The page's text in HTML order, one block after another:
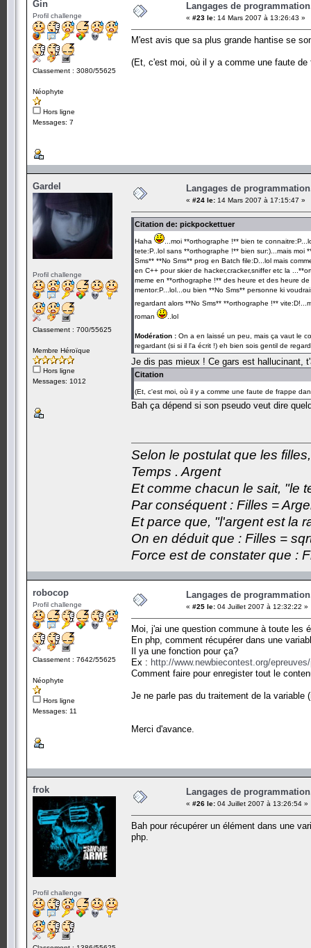
Gin
Profil challenge
Classement : 3080/55625
Néophyte
Hors ligne
Messages: 7
Langages de
« #23 le: 14 Mars 2007 à 13:26:43 »
M'est avis que sa plus grande hantise se
(Et, c'est moi, où il y a comme une faute de
Gardel
Profil challenge
Classement : 700/55625
Membre Héroïque
Hors ligne
Messages: 1012
Langages de
« #24 le: 14 Mars 2007 à 17:15:47 »
Citation de: pickpockettuer
Haha
...moi **orthographe !** bien te
tete:P..lol sans **orthographe !** bien sur:)...mais moi
Sms** **No Sms** prog en Batch file:D...lol mais
en C++ pour skier de hacker,cracker,sniffer etc la
meme en **orthographe !** des heure et des heure
mentor:P...lol...ou bien **No Sms** personne ki
regardant alors **No Sms** **orthographe !**
roman
..lol
Modération : On a en laissé un peu, mais ça vaut le
regardant (si si il l'a écrit !) eh bien sois gentil de
Je dis pas mieux ! Ce gars est hallucinant,
Citation
(Et, c'est moi, où il y a comme une faute de frappe
Bah ça dépend si son pseudo veut dire
Selon le postulat que les
Temps . Argent
Et comme chacun le sait, "le
Par conséquent : Filles =
Et parce que, "l'argent est la
On en déduit que : Filles =
Force est de constater que :
robocop
Profil challenge
Classement : 7642/55625
Néophyte
Hors ligne
Messages: 11
Langages de
« #25 le: 04 Juillet 2007 à 12:32:22 »
Moi, j'ai une question commune à toute les
En php, comment récupérer dans une
Il ya une fonction pour ça?
Ex : http://www.newbiecontest.org/
Comment faire pour enregister tout le
Je ne parle pas du traitement de la variable
Merci d'avance.
frok
Profil challenge
Langages de
« #26 le: 04 Juillet 2007 à 13:26:54 »
Bah pour récupérer un élément dans une
php.